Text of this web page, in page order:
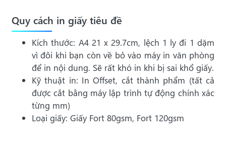
Quy cách in giấy tiêu đề
Kích thước: A4 21 x 29.7cm, lệch 1 ly đi 1 dặm
vì đôi khi bạn còn về bỏ vào máy in văn phòng
để in nội dung. Sẽ rất khó in khi bị sai khổ giấy.
Kỹ thuật in: In Offset, cắt thành phẩm (tất cả
được cắt bằng máy lập trình tự động chính xác
từng mm)
Loại giấy: Giấy Fort 80gsm, Fort 120gsm